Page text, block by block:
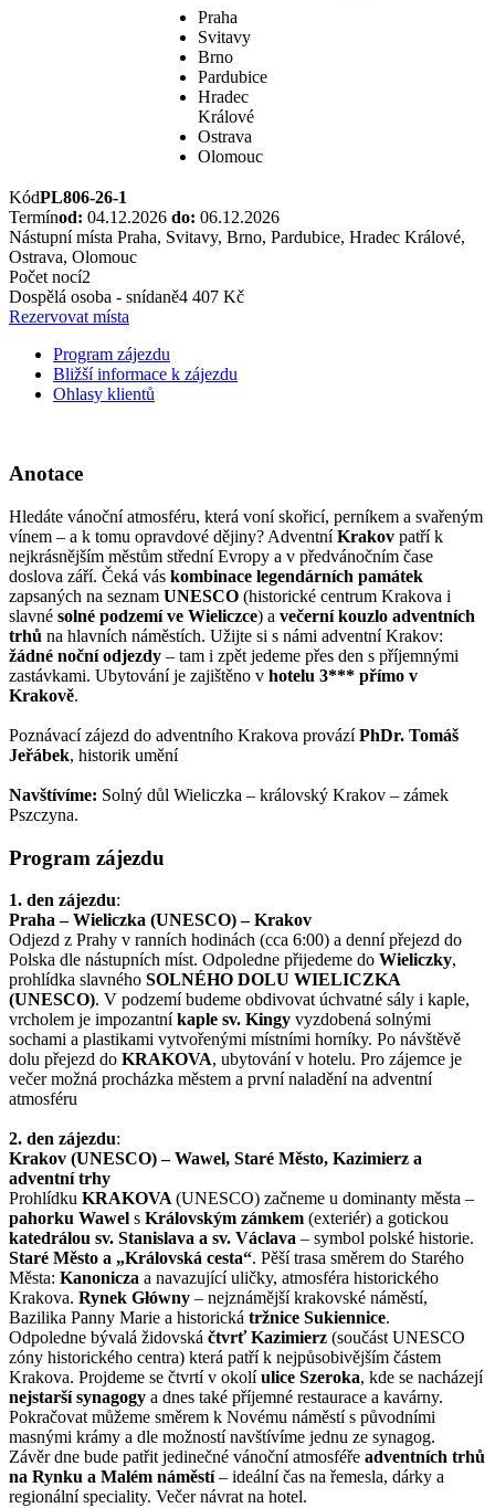
Praha
Svitavy
Brno
Pardubice
Hradec
Králové
Ostrava
Olomouc
KódPL806-26-1
Termínod: 04.12.2026 do: 06.12.2026
Nástupní místa Praha, Svitavy, Brno, Pardubice, Hradec Králové,
Ostrava, Olomouc
Počet nocí2
Dospělá osoba - snídaně4 407 Kč
Rezervovat místa
Program zájezdu
Bližší informace k zájezdu
Ohlasy klientů
Anotace
Hledáte vánoční atmosféru, která voní skořicí, perníkem a svařeným
vínem – a k tomu opravdové dějiny? AdventníKrakov patří k
nejkrásnějším městům střední Evropy a v předvánočním čase
doslova září. Čeká vás kombinace legendárních památek
zapsaných na seznam UNESCO (historické centrum Krakova i
slavné solné podzemí ve Wieliczce) a večerní kouzlo adventních
trhů na hlavních náměstích. Užijte si s námi adventní Krakov:
žádné noční odjezdy – tam i zpět jedeme přes den s příjemnými
zastávkami. Ubytování je zajištěno v hotelu 3*** přímo v
Krakově.
Poznávací zájezd do adventního Krakova provázíPhDr. Tomáš
Jeřábek, historik umění
Navštívíme: Solný důl Wieliczka – královský Krakov – zámek
Pszczyna.
Program zájezdu
1. den zájezdu:
Praha – Wieliczka (UNESCO) – Krakov
Odjezd z Prahy v ranních hodinách (cca 6:00) a denní přejezd do
Polska dle nástupních míst. Odpoledne přijedeme do Wieliczky,
prohlídka slavného SOLNÉHO DOLU WIELICZKA
(UNESCO). V podzemí budeme obdivovat úchvatné sály i kaple,
vrcholem je impozantníkaple sv. Kingy vyzdobená solnými
sochami a plastikami vytvořenými místními horníky. Po návštěvě
dolu přejezd do KRAKOVA, ubytování v hotelu. Pro zájemce je
večer možná procházka městem a první naladění na adventní
atmosféru
2. den zájezdu:
Krakov (UNESCO) – Wawel, Staré Město, Kazimierz a
adventní trhy
Prohlídku KRAKOVA(UNESCO) začneme u dominanty města –
pahorku Wawel s Královským zámkem (exteriér) a gotickou
katedrálou sv. Stanislava a sv. Václava – symbol polské historie.
Staré Město a „Královská cesta“. Pěší trasa směrem do Starého
Města: Kanonicza a navazující uličky, atmosféra historického
Krakova. Rynek Główny – nejznámější krakovské náměstí,
Bazilika Panny Marie a historická tržnice Sukiennice.
Odpoledne bývalá židovská čtvrť Kazimierz (součást UNESCO
zóny historického centra) která patří k nejpůsobivějším částem
Krakova. Projdeme se čtvrtí v okolíulice Szeroka, kde se nacházejí
nejstarší synagogy a dnes také příjemné restaurace a kavárny.
Pokračovat můžeme směrem k Novému náměstí s původními
masnými krámy a dle možností navštívíme jednu ze synagog.
Závěr dne bude patřit jedinečné vánoční atmosféře adventních trhů
na Rynku a Malém náměstí– ideální čas na řemesla, dárky a
regionální speciality. Večer návrat na hotel.